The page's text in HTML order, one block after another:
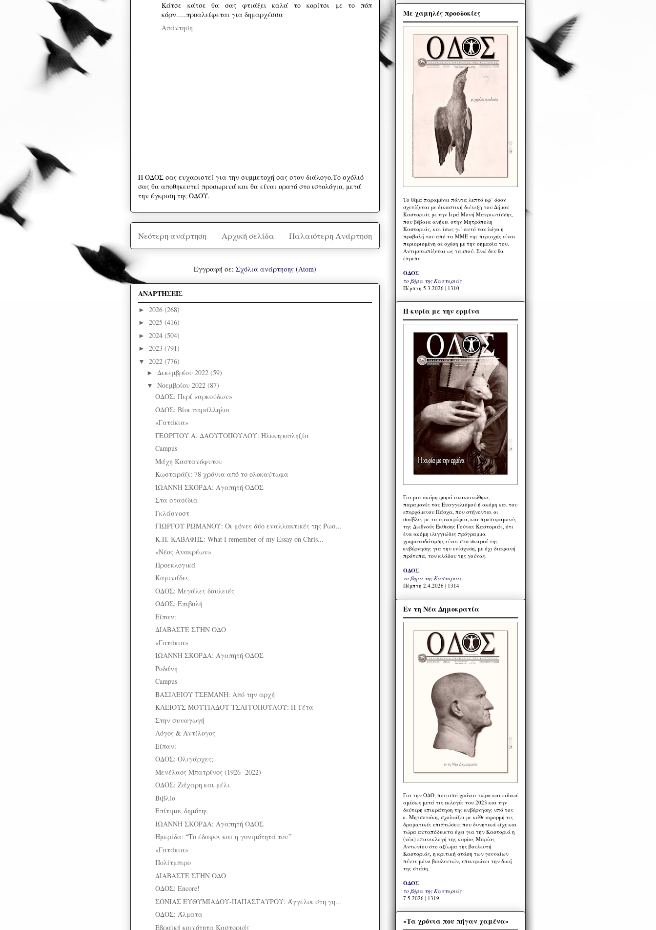
Κάτσε κάτσε θα σας φτιάξει καλά το κορίτσι με το πόπ
κόρν.....προαλείφεται για δημαρχέσσα
Απάντηση
Η ΟΔΟΣ σας ευχαριστεί για την συμμετοχή σας στον διάλογο.Το σχόλιό
σας θα αποθηκευτεί προσωρινά και θα είναι ορατό στο ιστολόγιο, μετά
την έγκριση της ΟΔΟΥ.
Νεότερη ανάρτηση Παλαιότερη Ανάρτηση
Αρχική σελίδα
Εγγραφή σε: Σχόλια ανάρτησης (Atom)
ΑΝΑΡΤΗΣΕΙΣ
► 2026 (268)
► 2025 (416)
► 2024 (504)
► 2023 (791)
▼ 2022 (776)
► Δεκεμβρίου 2022 (59)
▼ Νοεμβρίου 2022 (87)
ΟΔΟΣ: Περί «αρκούδων»
ΟΔΟΣ: Βίοι παράλληλοι
«Γατάκια»
ΓΕΩΡΓΙΟΥ Α. ΔΑΟΥΤΟΠΟΥΛΟΥ: Ηλεκτροπληξία
Campus
Mάχη Καστανόφυτου
Κωσταράζι: 78 χρόνια από το ολοκαύτωμα
ΙΩΑΝΝΗ ΣΚΟΡΔΑ: Αγαπητή ΟΔΟΣ
Στα στασίδια
Γκλάσνοστ
ΓΙΩΡΓΟΥ ΡΩΜΑΝΟΥ: Οι μόνες δύο εναλλακτικές της Ρωσ...
Κ.Π. ΚΑΒΑΦΗΣ: What I remember of my Essay on Chris...
«Νέος Ανακρέων»
Προεκλογικά
Καμινάδες
ΟΔΟΣ: Μεγάλες δουλειές
ΟΔΟΣ: Επιβολή
Είπαν:
ΔΙΑΒΑΣΤΕ ΣΤΗΝ ΟΔΟ
«Γατάκια»
ΙΩΑΝΝΗ ΣΚΟΡΔΑ: Αγαπητή ΟΔΟΣ
Ροδάνη
Campus
ΒΑΣΙΛΕΙΟΥ ΤΣΕΜΑΝΗ: Από την αρχή
ΚΛΕΙΟΥΣ ΜΟΥΤΙΑΔΟΥ ΤΣΑΓΓΟΠΟΥΛΟΥ: Η Τέτα
Στην συναγωγή
Λόγος & Αντίλογος
Είπαν:
ΟΔΟΣ: Ολιγάρχες;
Μενέλαος Μπατρίνος (1926- 2022)
ΟΔΟΣ: Ζάχαρη και μέλι
Βιβλίο
Επίτιμος δημότης
ΙΩΑΝΝΗ ΣΚΟΡΔΑ: Αγαπητή ΟΔΟΣ
Ημερίδα: “Το έδαφος και η γονιμότητά του”
«Γατάκια»
Πολίτμπιρο
ΔΙΑΒΑΣΤΕ ΣΤΗΝ ΟΔΟ
ΟΔΟΣ: Encore!
ΣΟΝΙΑΣ ΕΥΘΥΜΙΑΔΟΥ-ΠΑΠΑΣΤΑΥΡΟΥ: Άγγελοι στη γη...
ΟΔΟΣ: Άλματα
Εβραϊκή κοινότητα Καστοριάς
Με χαμηλές προσδοκίες
Το θέμα παραμένει πάντα λεπτό εφ’ όσον
σχετίζεται με δικαστική διένεξη του Δήμου
Καστοριάς με την Ιερά Μονή Μαυριωτίσσης,
που βέβαια ανήκει στην Μητρόπολη
Καστοριάς, και ίσως γι’ αυτό τον λόγο η
προβολή του από τα ΜΜΕ της περιοχής είναι
περιορισμένη σε σχέση με την σημασία του.
Αντιμετωπίζεται ως ταμπού. Ενώ δεν θα
έπρεπε.
ΟΔΟΣ
το βήμα της Καστοριάς
Πέμπτη 5.3.2026 | 1310
Η κυρία με την ερμίνα
Για μια ακόμη φορά ανακοινώθηκε,
παραμονές του Ευαγγελισμού ή ακόμη και του
επερχόμενου Πάσχα, που στήνονται οι
σούβλες με τα αμνοερίφια, και προπαραμονές
της Διεθνούς Έκθεσης Γούνας Καστοριάς, ότι
ένα ακόμη ιλιγγιώδες πρόγραμμα
χρηματοδότησης είναι στα σκαριά της
κυβέρνησης για την ενίσχυση, με όχι διαφανή
πρότυπα, του κλάδου της γούνας.
ΟΔΟΣ
το βήμα της Καστοριάς
Πέμπτη 2.4.2026 | 1314
Εν τη Νέα Δημοκρατία
Για την ΟΔΟ, που από χρόνια τώρα και ειδικά
αμέσως μετά τις εκλογές του 2023 και την
δεύτερη επικράτηση της κυβέρνησης υπό τον
κ. Μητσοτάκη, σχολιάζει με κάθε αφορμή τις
δραματικές επιπτώσεις που δυνητικά είχε και
τώρα αυταπόδεικτα έχει για την Καστοριά η
(νέα) επανεκλογή της κυρίας Μαρίας
Αντωνίου στο αξίωμα της βουλευτή
Καστοριάς, η κριτική στάση των γενναίων
πέντε μόνο βουλευτών, επικυρώνει την δική
της στάση.
ΟΔΟΣ
το βήμα της Καστοριάς
7.5.2026 | 1319
«Τα χρόνια που πήγαν χαμένα»